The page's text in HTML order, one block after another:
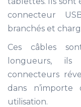
connecteur
branchés et
Ces câbles
longueurs,
connecteurs
dans
utilisation.